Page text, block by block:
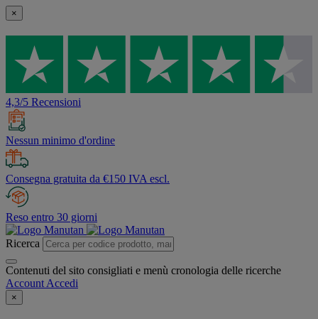
×
4,3/5 Recensioni
Nessun minimo d'ordine
Consegna gratuita da €150 IVA escl.
Reso entro 30 giorni
Ricerca
Contenuti del sito consigliati e menù cronologia delle ricerche
Account Accedi
×